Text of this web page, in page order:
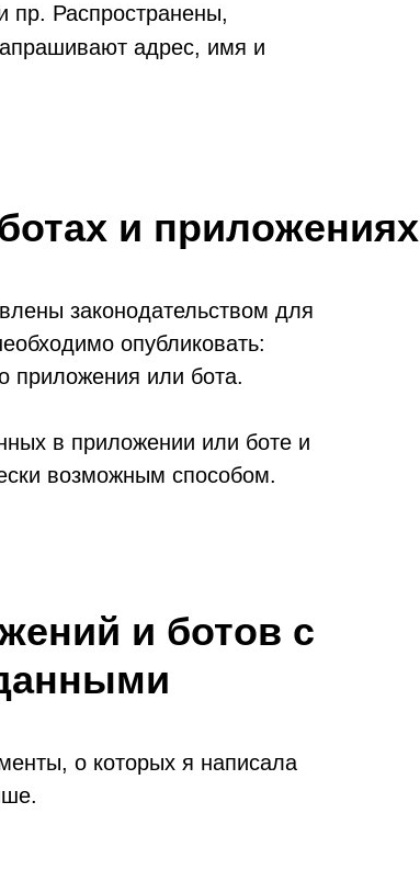
Распространены,
адрес, имя и
и приложениях
законодательством для
опубликовать:
приложения или бота.
в приложении или боте и
возможным способом.
и ботов с
о которых я написала